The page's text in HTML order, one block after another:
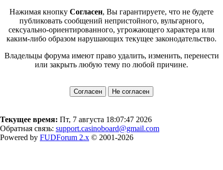
Нажимая кнопку Согласен, Вы гарантируете, что не будете
публиковать сообщений непристойного, вульгарного,
сексуально-ориентированного, угрожающего характера или
каким-либо образом нарушающих текущее законодательство.
Владельцы форума имеют право удалить, изменить, перенести
или закрыть любую тему по любой причине.
Текущее время: Пт, 7 августа 18:07:47 2026
Обратная связь: support.casinoboard@gmail.com
Powered by FUDForum 2.x © 2001-2026